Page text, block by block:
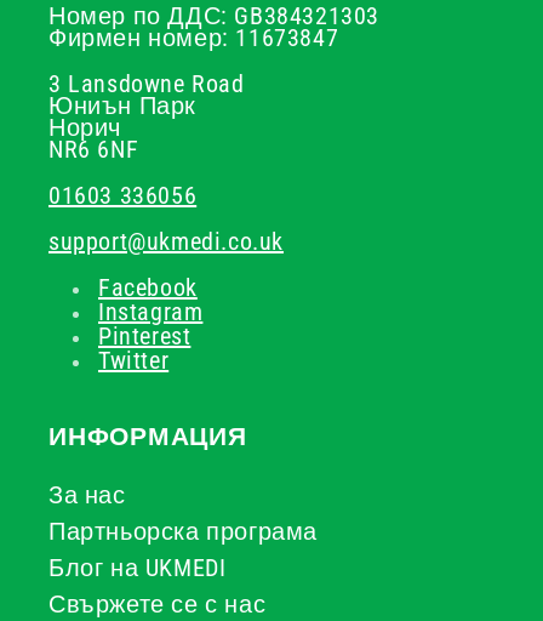
Номер по ДДС: GB384321303
Фирмен номер: 11673847
3 Lansdowne Road
Юниън Парк
Норич
NR6 6NF
01603 336056
support@ukmedi.co.uk
Facebook
Instagram
Pinterest
Twitter
ИНФОРМАЦИЯ
За нас
Партньорска програма
Блог на UKMEDI
Свържете се с нас